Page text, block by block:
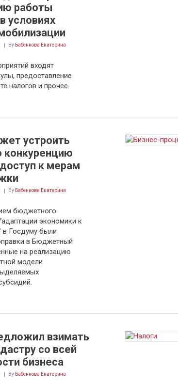
работы
условиях
By Бабенкова Екатерина
входят
предоставление
налогов и прочее.
устроить
к мерам
By Бабенкова Екатерина
бюджетного
экономики к
в Госдуму были
в Бюджетный
на реализацию
модели
взимать
со всей
бизнеса
By Бабенкова Екатерина